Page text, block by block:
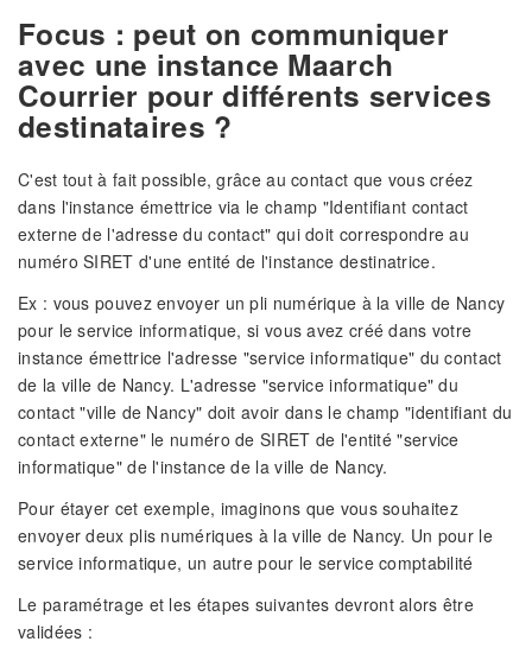
Focus : peut on communiquer
avec une instance Maarch
Courrier pour différents services
destinataires ?
C'est tout à fait possible, grâce au contact que vous créez
dans l'instance émettrice via le champ "Identifiant contact
externe de l'adresse du contact" qui doit correspondre au
numéro SIRET d'une entité de l'instance destinatrice.
Ex : vous pouvez envoyer un pli numérique à la ville de Nancy
pour le service informatique, si vous avez créé dans votre
instance émettrice l'adresse "service informatique" du contact
de la ville de Nancy. L'adresse "service informatique" du
contact "ville de Nancy" doit avoir dans le champ "identifiant du
contact externe" le numéro de SIRET de l'entité "service
informatique" de l'instance de la ville de Nancy.
Pour étayer cet exemple, imaginons que vous souhaitez
envoyer deux plis numériques à la ville de Nancy. Un pour le
service informatique, un autre pour le service comptabilité
Le paramétrage et les étapes suivantes devront alors être
validées :